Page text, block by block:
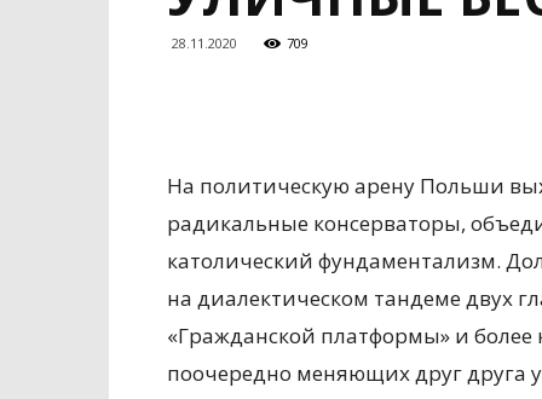
28.11.2020 709
На политическую арену Польши
радикальные консерваторы,
католический фундаментализм.
на диалектическом тандеме двух
«Гражданской платформы» и более
поочередно меняющих друг друга